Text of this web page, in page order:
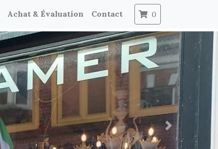
Achat & Évaluation Contact 0
Next